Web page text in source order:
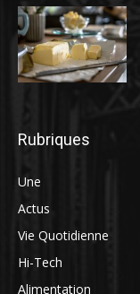
Rubriques
Une
Actus
Vie Quotidienne
Hi-Tech
Alimentation